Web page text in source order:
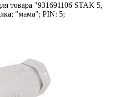
товара "931691106 STAK 5,
"мама"; PIN: 5;